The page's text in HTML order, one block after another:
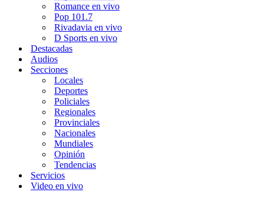
Romance en vivo
Pop 101.7
Rivadavia en vivo
D Sports en vivo
Destacadas
Audios
Secciones
Locales
Deportes
Policiales
Regionales
Provinciales
Nacionales
Mundiales
Opinión
Tendencias
Servicios
Video en vivo